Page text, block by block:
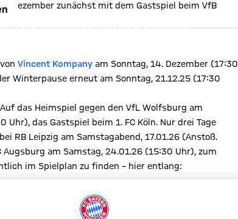
Dezember zunächst mit dem Gastspiel beim VfB
(z. B. IP-Adresse) mit Hilfe von Cookies zu verarbeiten.
anzuzeigen. Diese Einstellung wird für alle Inhalte
jederzeit in der
Vincent Kompany am Sonntag, 14. Dezember (17:30
Winterpause erneut am Sonntag, 21.12.25 (17:30
das Heimspiel gegen den VfL Wolfsburg am
das Gastspiel beim 1. FC Köln. Nur drei Tage
RB Leipzig am Samstagabend, 17.01.26 (Anstoß.
am Samstag, 24.01.26 (15:30 Uhr), zum
im Spielplan zu finden – hier entlang: